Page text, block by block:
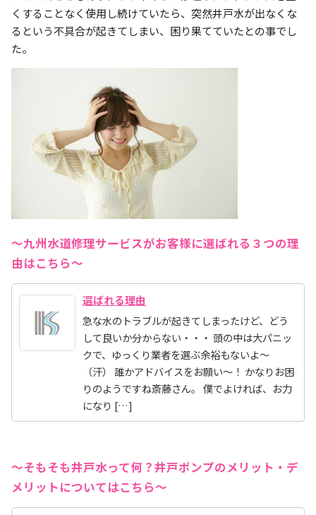
くすることなく使用し続けていたら、突然井戸水が出なくな
るという不具合が起きてしまい、困り果てていたとの事でし
た。
～九州水道修理サービスがお客様に選ばれる３つの理
由はこちら～
選ばれる理由
急な水のトラブルが起きてしまったけど、どう
して良いか分からない・・・ 頭の中は大パニッ
クで、ゆっくり業者を選ぶ余裕もないよ～
（汗） 誰かアドバイスをお願い～！ かなりお困
りのようですね斎藤さん。 僕でよければ、お力
になり […]
～そもそも井戸水って何？井戸ポンプのメリット・デ
メリットについてはこちら～